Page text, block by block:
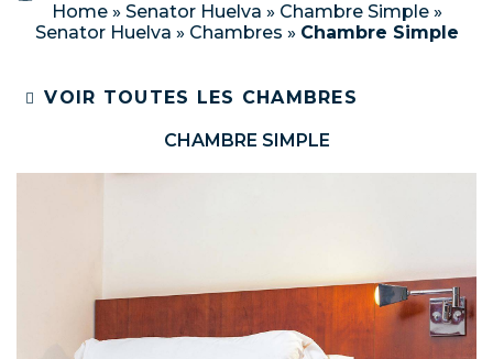
Home» Senator Huelva » Chambre Simple»
Senator Huelva » Chambres » Chambre Simple
VOIR TOUTES LES CHAMBRES
CHAMBRE SIMPLE